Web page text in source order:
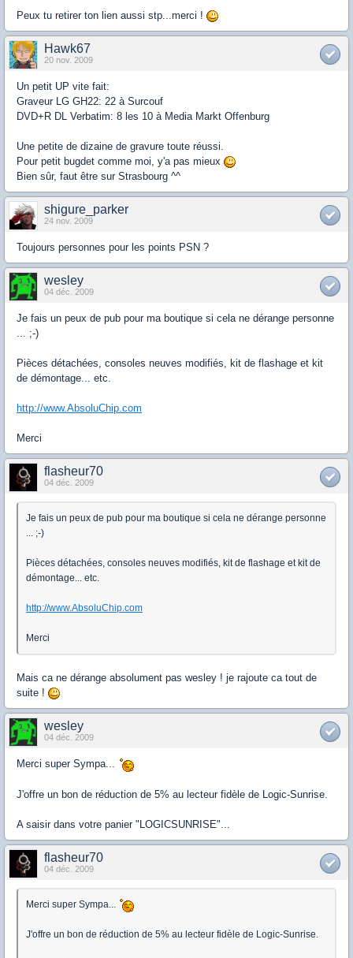
Peux tu retirer ton lien aussi stp...merci !
Hawk67
20 nov. 2009
Un petit UP vite fait:
Graveur LG GH22: 22 à Surcouf
DVD+R DL Verbatim: 8 les 10 à Media Markt Offenburg
Une petite de dizaine de gravure toute réussi.
Pour petit bugdet comme moi, y'a pas mieux
Bien sûr, faut être sur Strasbourg ^^
shigure_parker
24 nov. 2009
Toujours personnes pour les points PSN ?
wesley
04 déc. 2009
Je fais un peux de pub pour ma boutique si cela ne dérange personne
... ;-)
Pièces détachées, consoles neuves modifiés, kit de flashage et kit
de démontage... etc.
http://www.AbsoluChip.com
Merci
flasheur70
04 déc. 2009
Je fais un peux de pub pour ma boutique si cela ne dérange personne
... ;-)
Pièces détachées, consoles neuves modifiés, kit de flashage et kit de
démontage... etc.
http://www.AbsoluChip.com
Merci
Mais ca ne dérange absolument pas wesley ! je rajoute ca tout de
suite !
wesley
04 déc. 2009
Merci super Sympa...
J'offre un bon de réduction de 5% au lecteur fidèle de Logic-Sunrise.
A saisir dans votre panier "LOGICSUNRISE"...
flasheur70
04 déc. 2009
Merci super Sympa...
J'offre un bon de réduction de 5% au lecteur fidèle de Logic-Sunrise.